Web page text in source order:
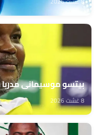
بيتسو موسيماني مدربا
8 غشت 2026